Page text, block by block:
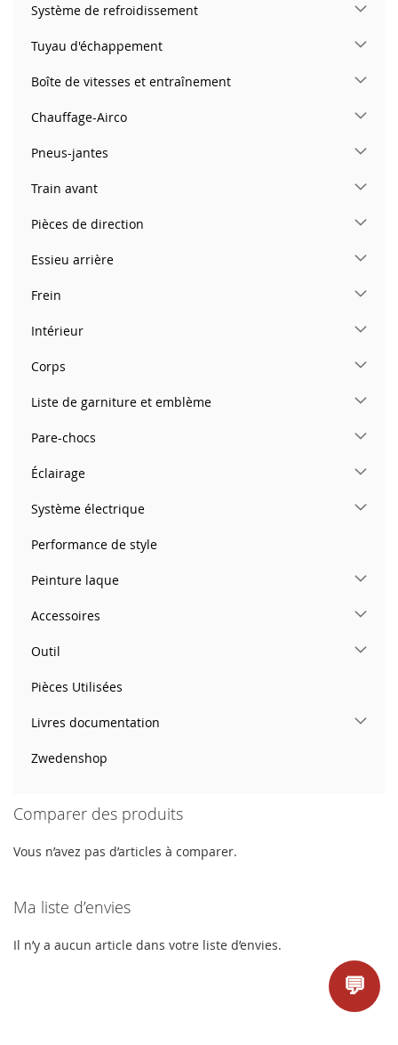
Système de refroidissement
Tuyau d'échappement
Boîte de vitesses et entraînement
Chauffage-Airco
Pneus-jantes
Train avant
Pièces de direction
Essieu arrière
Frein
Intérieur
Corps
Liste de garniture et emblème
Pare-chocs
Éclairage
Système électrique
Performance de style
Peinture laque
Accessoires
Outil
Pièces Utilisées
Livres documentation
Zwedenshop
Comparer des produits
Vous n’avez pas d’articles à comparer.
Ma liste d’envies
Il n’y a aucun article dans votre liste d’envies.
💬